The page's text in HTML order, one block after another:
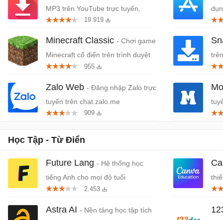
MP3 trên YouTube trực tuyến,
miễn phí
19.919
Minecraft Classic - Chơi game
Minecraft cổ điển trên trình duyệt
955
Zalo Web - Đăng nhập Zalo trực
tuyến trên chat.zalo.me
909
Học Tập - Từ Điển
Future Lang - Hệ thống học
tiếng Anh cho mọi độ tuổi
2.453
Astra AI - Nền tảng học tập tích